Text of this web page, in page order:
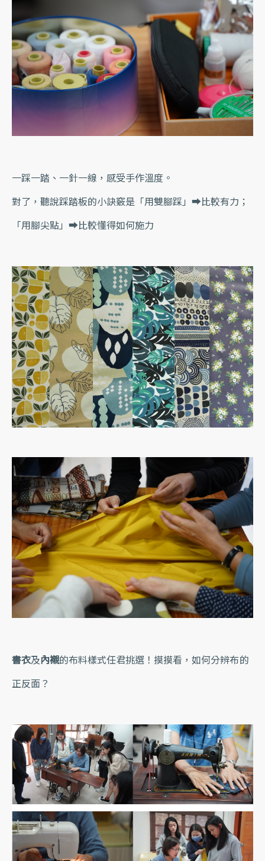
一踩一踏、一針一線，感受手作溫度。
對了，聽說踩踏板的小訣竅是「用雙腳踩」➡️比較有力；
「用腳尖點」➡️比較懂得如何施力
書衣及內襯的布料樣式任君挑選！摸摸看，如何分辨布的
正反面？